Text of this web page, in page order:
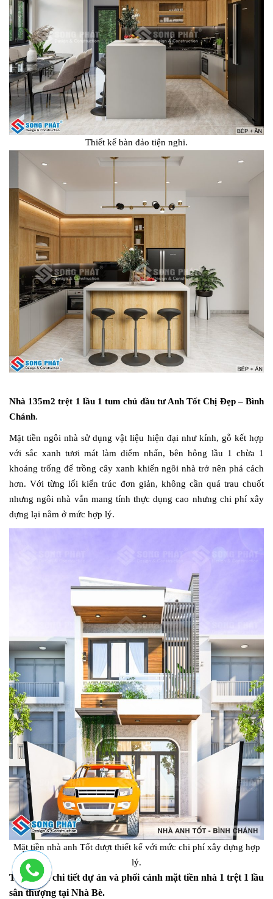
Thiết kế bàn đảo tiện nghi.
Nhà 135m2 trệt 1 lầu 1 tum chủ đầu tư Anh Tốt Chị Đẹp – Bình
Chánh.
Mặt tiền ngôi nhà sử dụng vật liệu hiện đại như kính, gỗ kết hợp
với sắc xanh tươi mát làm điểm nhấn, bên hông lầu 1 chừa 1
khoảng trống để trồng cây xanh khiến ngôi nhà trở nên phá cách
hơn. Với từng lối kiến trúc đơn giản, không cần quá trau chuốt
nhưng ngôi nhà vẫn mang tính thực dụng cao nhưng chi phí xây
dựng lại nằm ở mức hợp lý.
Mặt tiền nhà anh Tốt đượt thiết kế với mức chi phí xây dựng hợp
lý.
Thông tin chi tiết dự án và phối cảnh mặt tiền nhà 1 trệt 1 lầu
sân thượng tại Nhà Bè.